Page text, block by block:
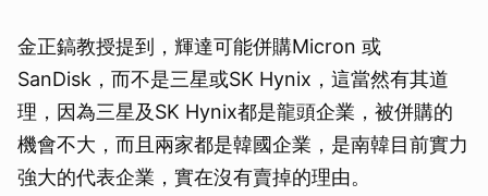
金正鎬教授提到，輝達可能併購Micron 或
SanDisk，而不是三星或SK Hynix，這當然有其道
理，因為三星及SK Hynix都是龍頭企業，被併購的
機會不大，而且兩家都是韓國企業，是南韓目前實力
強大的代表企業，實在沒有賣掉的理由。